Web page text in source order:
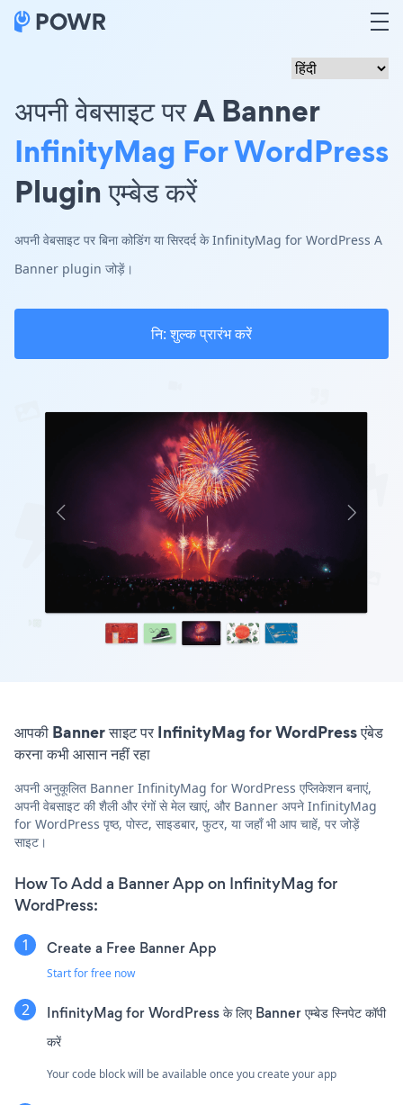
अपनी वेबसाइट पर A Banner
InfinityMag For WordPress
Plugin एम्बेड करें
अपनी वेबसाइट पर बिना कोडिंग या सिरदर्द के InfinityMag for WordPress A
Banner plugin जोड़ें।
नि: शुल्क प्रारंभ करें
आपकी Banner साइट पर InfinityMag for WordPress एंबेड
करना कभी आसान नहीं रहा
अपनी अनुकूलित Banner InfinityMag for WordPress एप्लिकेशन बनाएं,
अपनी वेबसाइट की शैली और रंगों से मेल खाएं, और Banner अपने InfinityMag
for WordPress पृष्ठ, पोस्ट, साइडबार, फुटर, या जहाँ भी आप चाहें, पर जोड़ें
साइट।
How To Add a Banner App on InfinityMag for
WordPress:
Create a Free Banner App
Start for free now
InfinityMag for WordPress के लिए Banner एम्बेड स्निपेट कॉपी
करें
Your code block will be available once you create your app